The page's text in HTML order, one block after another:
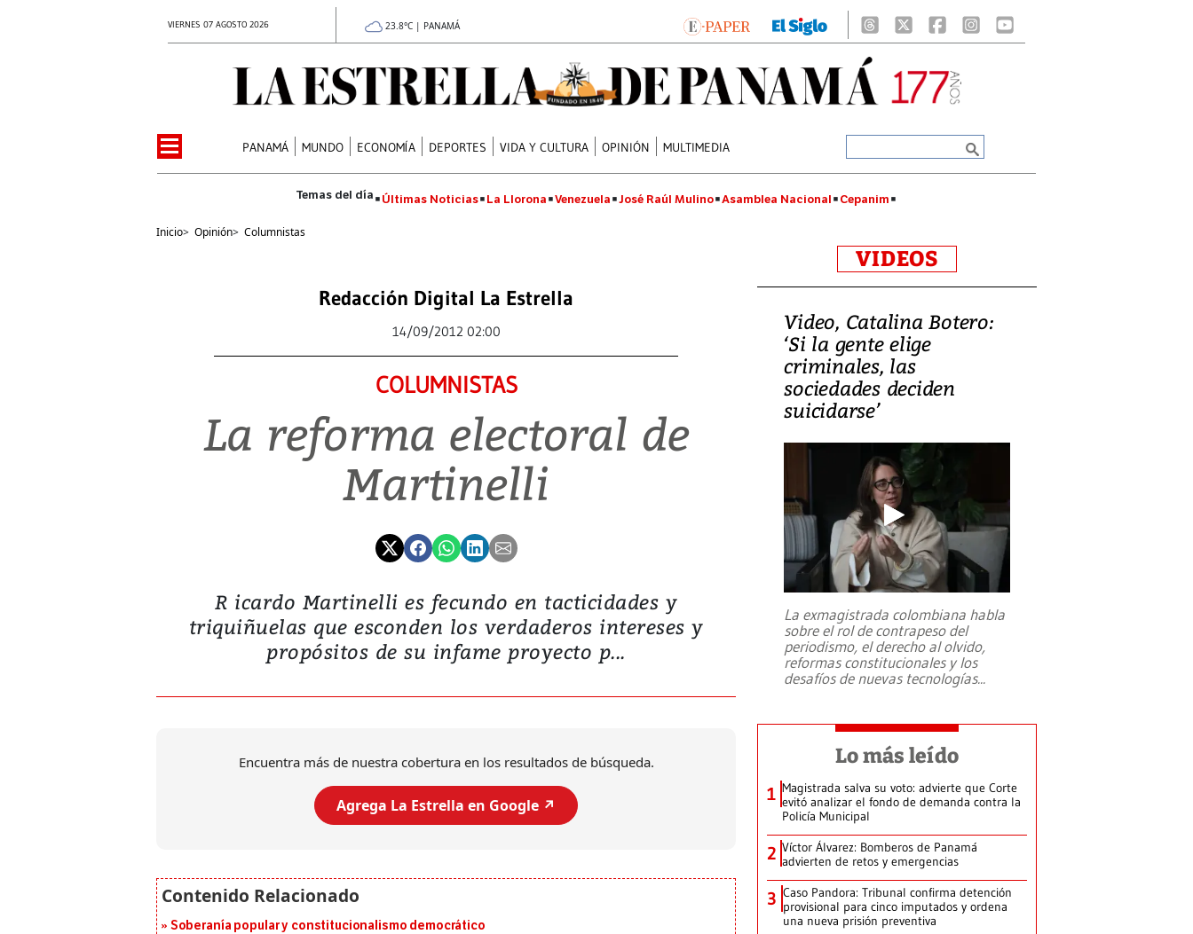
VIERNES 07 AGOSTO 2026 23.8°C | PANAMÁ
PANAMÁ MUNDO ECONOMÍA DEPORTES VIDA Y CULTURA OPINIÓN MULTIMEDIA
Últimas Noticias La Llorona Venezuela José Raúl Mulino Asamblea Nacional Cepanim
Inicio> Opinión> Columnistas
Redacción Digital La Estrella
14/09/2012 02:00
COLUMNISTAS
La reforma electoral de
Martinelli
R icardo Martinelli es fecundo en tacticidades y
triquiñuelas que esconden los verdaderos intereses y
propósitos de su infame proyecto p...
Encuentra más de nuestra cobertura en los resultados de búsqueda.
Agrega La Estrella en Google ↗️
Soberanía popular y constitucionalismo democrático
VIDEOS
Video, Catalina Botero:
‘Si la gente elige
criminales, las
sociedades deciden
suicidarse’
La exmagistrada colombiana habla
sobre el rol de contrapeso del
periodismo, el derecho al olvido,
reformas constitucionales y los
desafíos de nuevas tecnologías...
Lo más leído
1 Magistrada salva su voto: advierte que Corte
evitó analizar el fondo de demanda contra la
Policía Municipal
2 Víctor Álvarez: Bomberos de Panamá
advierten de retos y emergencias
3 Caso Pandora: Tribunal confirma detención
provisional para cinco imputados y ordena
una nueva prisión preventiva